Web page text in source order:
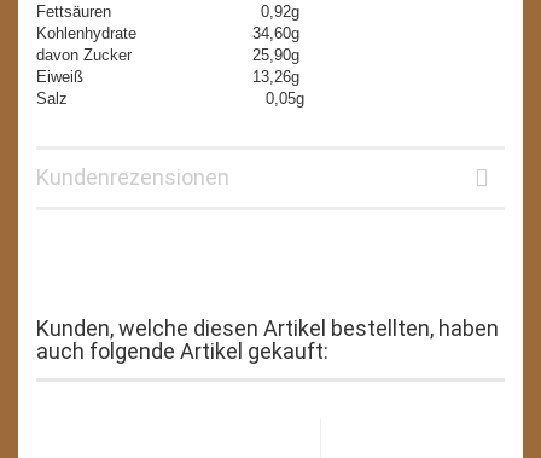
Fettsäuren 0,92g
Kohlenhydrate 34,60g
davon Zucker 25,90g
Eiweiß 13,26g
Salz 0,05g
Kundenrezensionen
Kunden, welche diesen Artikel bestellten, haben
auch folgende Artikel gekauft: